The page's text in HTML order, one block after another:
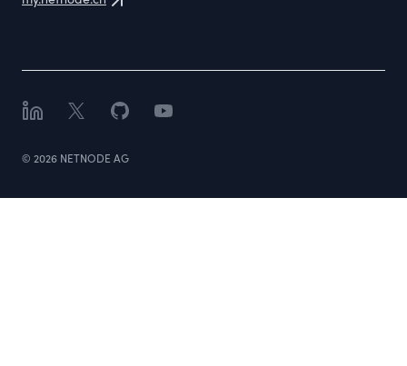
LinkedIn
X GitHubYouTube
© 2026 NETNODE AG